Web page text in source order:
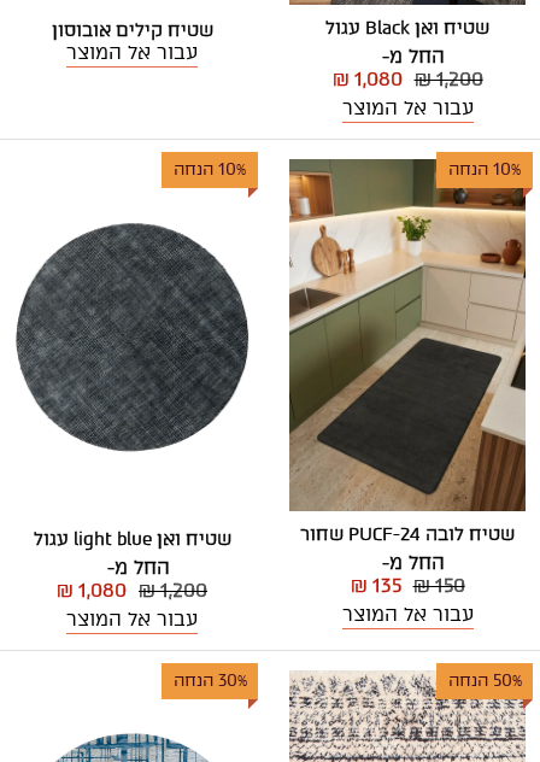
שטיח ואן Black עגול
החל מ-
₪ 1,200
₪ 1,080
עבור אל המוצר
שטיח קילים אובוסון
עבור אל המוצר
10% הנחה
שטיח לובה PUCF-24 שחור
החל מ-
₪ 150
₪ 135
עבור אל המוצר
10% הנחה
שטיח ואן light blue עגול
החל מ-
₪ 1,200
₪ 1,080
עבור אל המוצר
50% הנחה 30% הנחה